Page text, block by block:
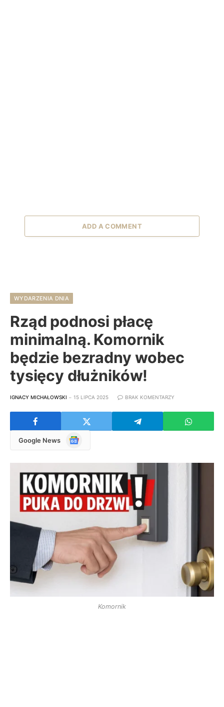
ADD A COMMENT
WYDARZENIA DNIA
Rząd podnosi płacę
minimalną. Komornik
będzie bezradny wobec
tysięcy dłużników!
IGNACY MICHAŁOWSKI 15 LIPCA 2025 BRAK KOMENTARZY
Google News
Google
Komornik